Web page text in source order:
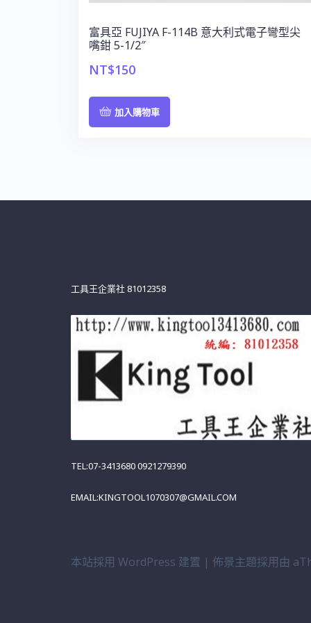
富具亞 FUJIYA F-114B 意大利式電子彎型尖
嘴鉗 5-1/2″
NT$150
加入購物車
工具王企業社 81012358
TEL:07-3413680 0921279390
EMAIL:KINGTOOL1070307@GMAIL.COM
本站採用 WordPress 建置 | 佈景主題採用由